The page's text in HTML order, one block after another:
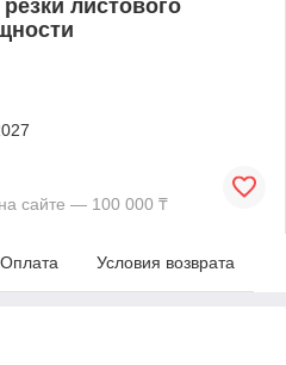
листового
сайте — 100 000 ₸
Оплата Условия возврата